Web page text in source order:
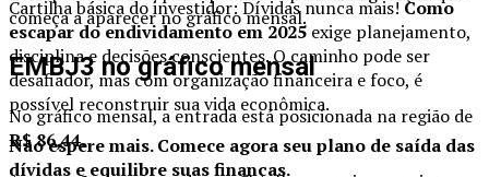
Cartilha básica do investidor: Dívidas nunca mais!Como
escapar do endividamento em 2025 exige planejamento,
disciplina e decisões conscientes. O caminho pode ser
desafiador, mas com organização financeira e foco, é
possível reconstruir sua vida econômica.
Não espere mais. Comece agora seu plano de saída das
dívidas e equilibre suas finanças.
começa a aparecer no gráfico mensal.
EMBJ3 no gráfico mensal
No gráfico mensal, a entrada está posicionada na região de
R$ 86,44.